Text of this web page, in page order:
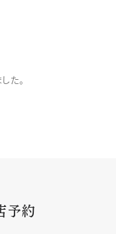
た。
予約